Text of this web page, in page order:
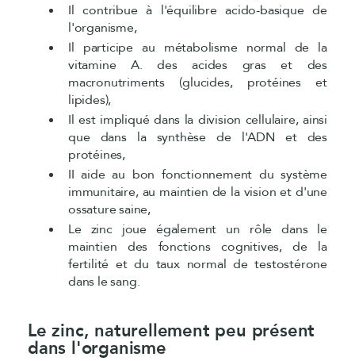
Il contribue à l'équilibre acido-basique de
l'organisme,
Il participe au métabolisme normal de la
vitamine A. des acides gras et des
macronutriments (glucides, protéines et
lipides),
Il est impliqué dans la division cellulaire, ainsi
que dans la synthèse de l'ADN et des
protéines,
II aide au bon fonctionnement du système
immunitaire, au maintien de la vision et d'une
ossature saine,
Le zinc joue également un rôle dans le
maintien des fonctions cognitives, de la
fertilité et du taux normal de testostérone
dans le sang.
Le zinc, naturellement peu présent
dans l'organisme